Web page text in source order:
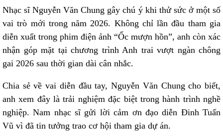
Nhạc sĩ Nguyễn Văn Chung gây chú ý khi thử sức ở một số
vai trò mới trong năm 2026. Không chỉ lần đầu tham gia
diễn xuất trong phim điện ảnh “Ốc mượn hồn”, anh còn xác
nhận góp mặt tại chương trình Anh trai vượt ngàn chông
gai 2026 sau thời gian dài cân nhắc.
Chia sẻ về vai diễn đầu tay, Nguyễn Văn Chung cho biết,
anh xem đây là trải nghiệm đặc biệt trong hành trình nghề
nghiệp. Nam nhạc sĩ gửi lời cảm ơn đạo diễn Đinh Tuấn
Vũ vì đã tin tưởng trao cơ hội tham gia dự án.